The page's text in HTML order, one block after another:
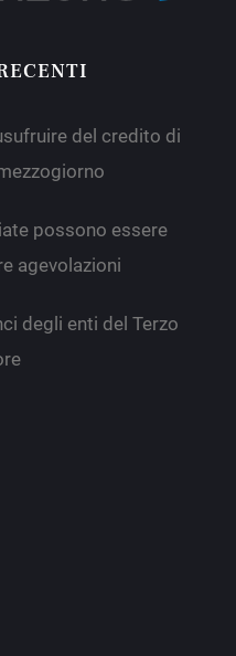
del credito di
possono essere
agevolazioni
degli enti del Terzo